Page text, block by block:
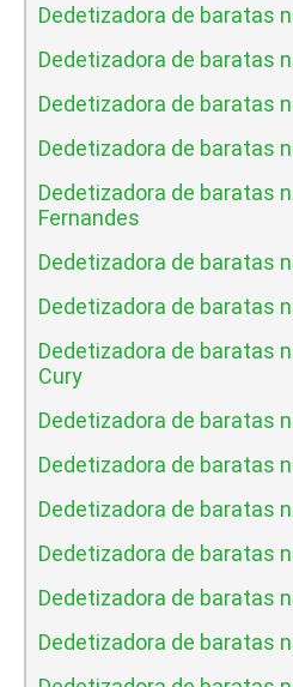
Dedetizadora de baratas
Dedetizadora de baratas
Dedetizadora de baratas
Dedetizadora de baratas
Dedetizadora de baratas
Fernandes
Dedetizadora de baratas
Dedetizadora de baratas
Dedetizadora de baratas
Cury
Dedetizadora de baratas
Dedetizadora de baratas
Dedetizadora de baratas
Dedetizadora de baratas
Dedetizadora de baratas
Dedetizadora de baratas